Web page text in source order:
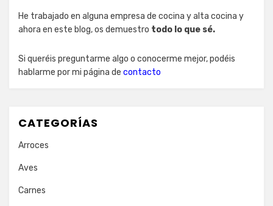
He trabajado en alguna empresa de cocina y alta cocina y
ahora en este blog, os demuestro todo lo que sé.
Si queréis preguntarme algo o conocerme mejor, podéis
hablarme por mi página de contacto
CATEGORÍAS
Arroces
Aves
Carnes